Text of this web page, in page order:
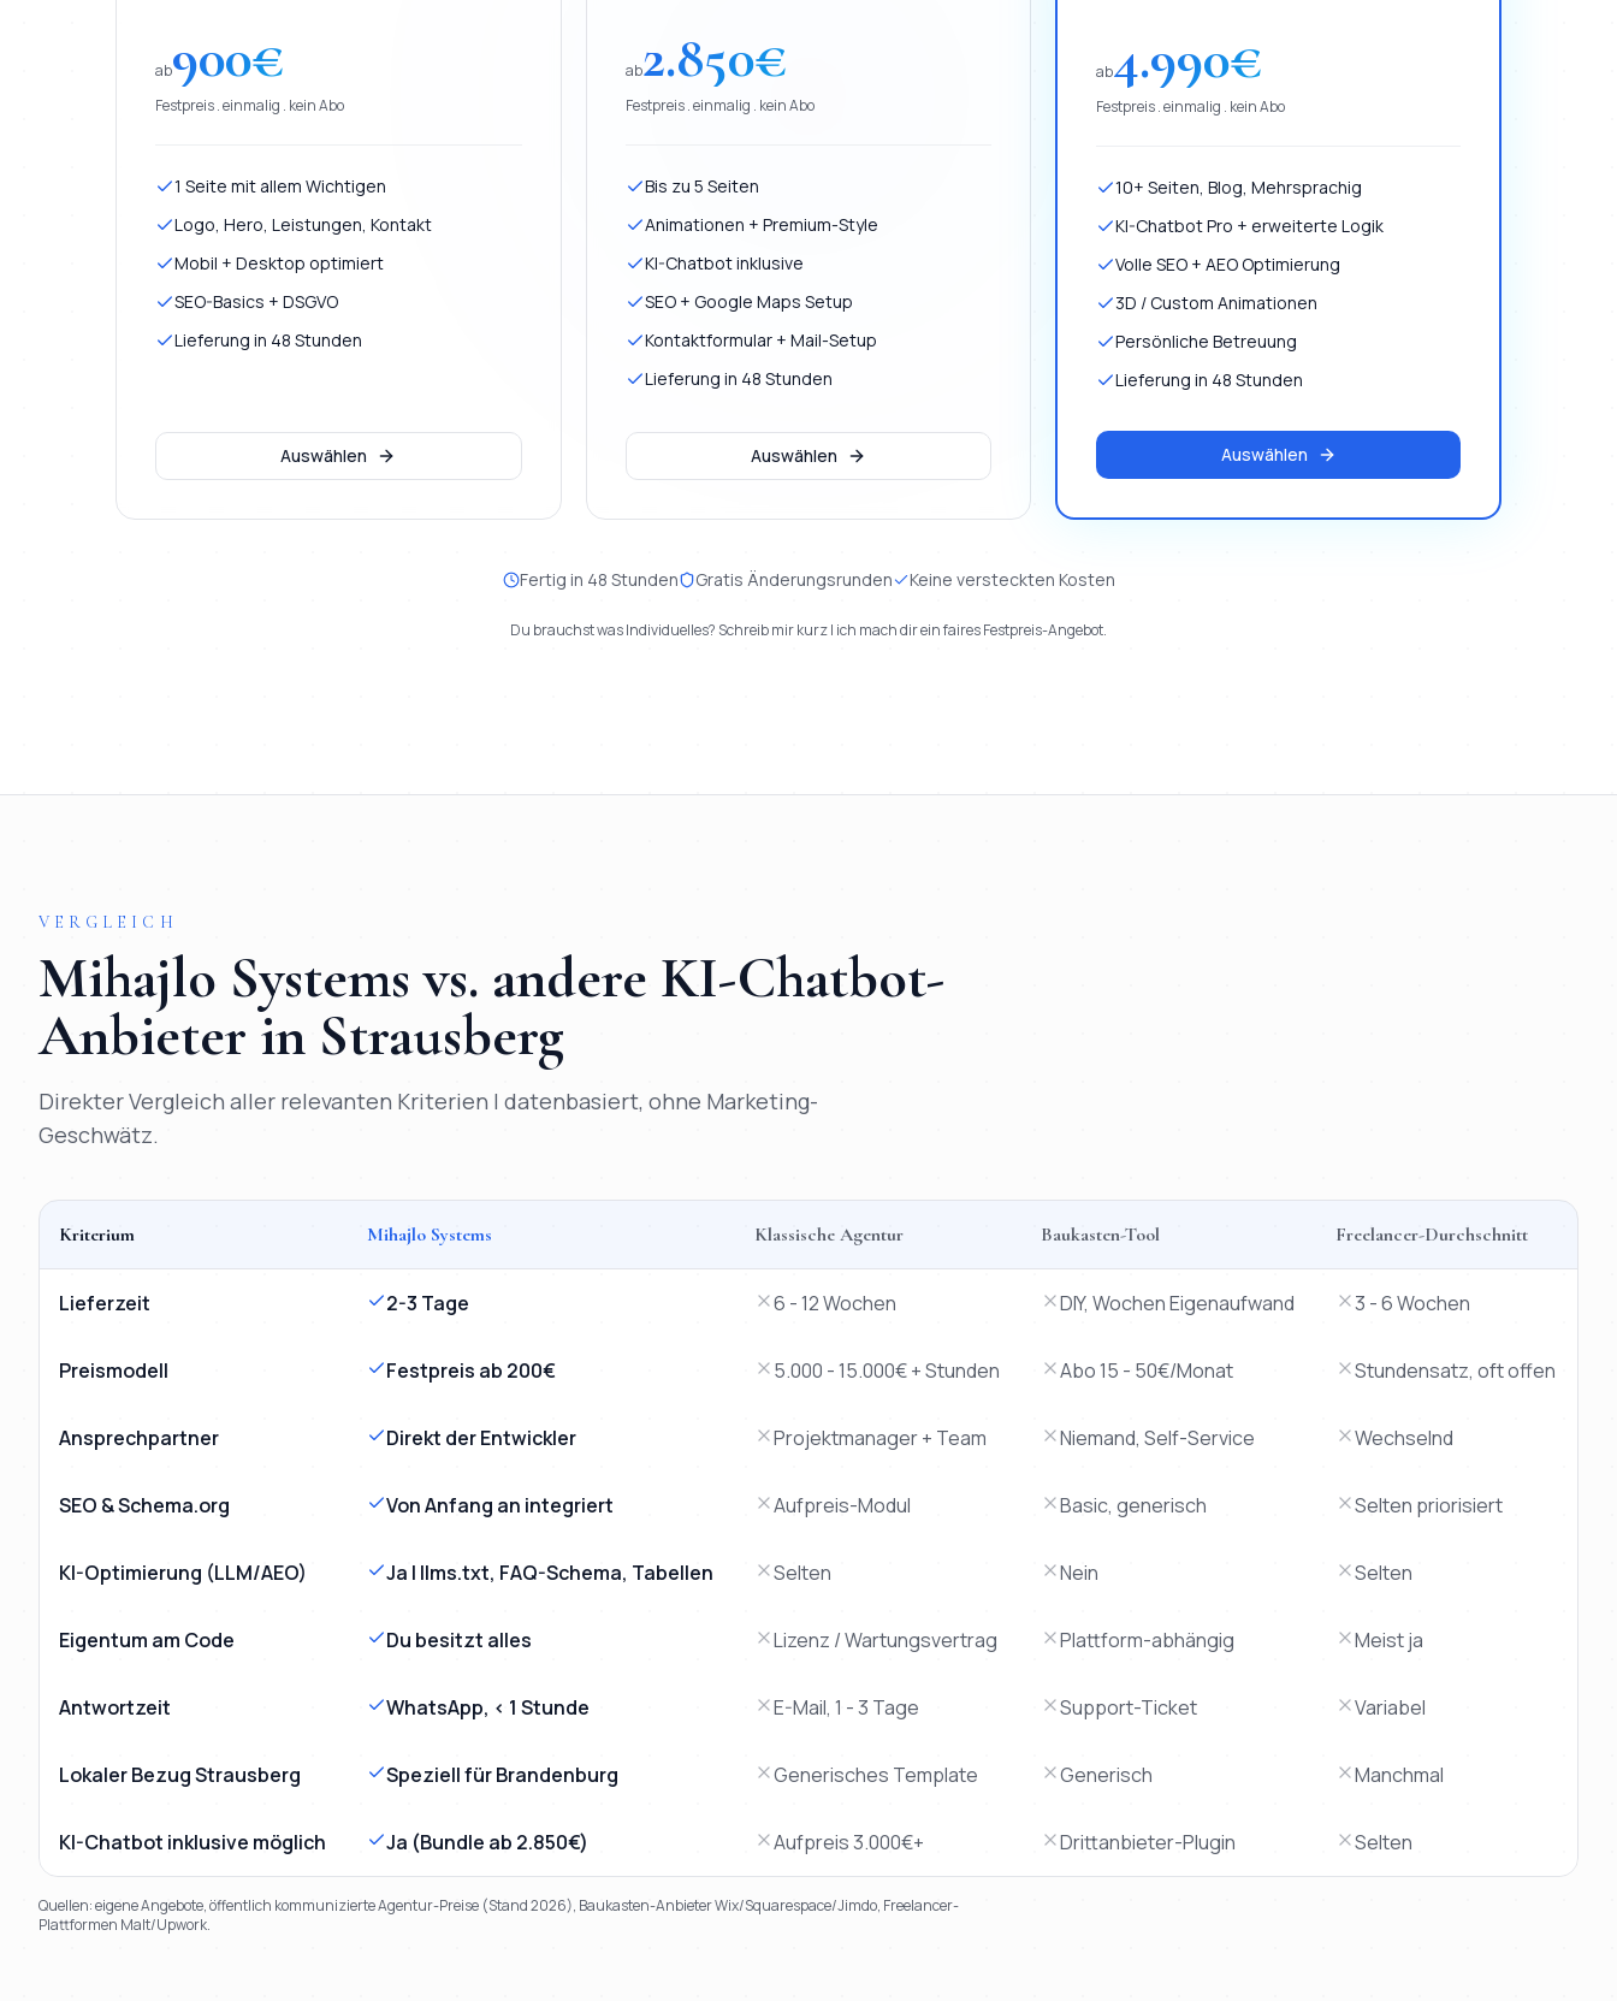
ab900€
Festpreis . einmalig . kein Abo
1 Seite mit allem Wichtigen
Logo, Hero, Leistungen, Kontakt
Mobil + Desktop optimiert
SEO-Basics + DSGVO
Lieferung in 48 Stunden
Auswählen
ab2.850€
Festpreis . einmalig . kein Abo
Bis zu 5 Seiten
Animationen + Premium-Style
KI-Chatbot inklusive
SEO + Google Maps Setup
Kontaktformular + Mail-Setup
Lieferung in 48 Stunden
Auswählen
ab4.990€
Festpreis . einmalig . kein Abo
10+ Seiten, Blog, Mehrsprachig
KI-Chatbot Pro + erweiterte Logik
Volle SEO + AEO Optimierung
3D / Custom Animationen
Persönliche Betreuung
Lieferung in 48 Stunden
Auswählen
Fertig in 48 Stunden Gratis Änderungsrunden Keine versteckten Kosten
Du brauchst was Individuelles? Schreib mir kurz | ich mach dir ein faires Festpreis-Angebot.
VERGLEICH
Mihajlo Systems vs. andere KI-Chatbot-
Anbieter in Strausberg
Direkter Vergleich aller relevanten Kriterien | datenbasiert, ohne Marketing-
Geschwätz.
Kriterium Mihajlo Systems Klassische Agentur Baukasten-Tool Freelancer-Durchschnitt
Lieferzeit 2-3 Tage 6 - 12 Wochen DIY, Wochen Eigenaufwand 3 - 6 Wochen
Preismodell Festpreis ab 200€ 5.000 - 15.000€ + Stunden Abo 15 - 50€/Monat Stundensatz, oft offen
Ansprechpartner Direkt der Entwickler Projektmanager + Team Niemand, Self-Service Wechselnd
SEO & Schema.org Von Anfang an integriert Aufpreis-Modul Basic, generisch Selten priorisiert
KI-Optimierung (LLM/AEO) Ja | llms.txt, FAQ-Schema, Tabellen Selten Nein Selten
Eigentum am Code Du besitzt alles Lizenz / Wartungsvertrag Plattform-abhängig Meist ja
Antwortzeit WhatsApp, < 1 Stunde E-Mail, 1 - 3 Tage Support-Ticket Variabel
Lokaler Bezug Strausberg Speziell für Brandenburg Generisches Template Generisch Manchmal
KI-Chatbot inklusive möglich Ja (Bundle ab 2.850€) Aufpreis 3.000€+ Drittanbieter-Plugin Selten
Quellen: eigene Angebote, öffentlich kommunizierte Agentur-Preise (Stand 2026), Baukasten-Anbieter Wix/Squarespace/Jimdo, Freelancer-
Plattformen Malt/Upwork.